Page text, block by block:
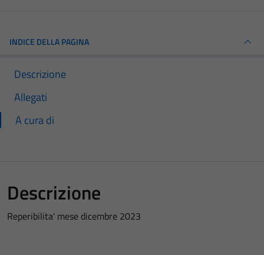
INDICE DELLA PAGINA
Descrizione
Allegati
A cura di
Descrizione
Reperibilita' mese dicembre 2023